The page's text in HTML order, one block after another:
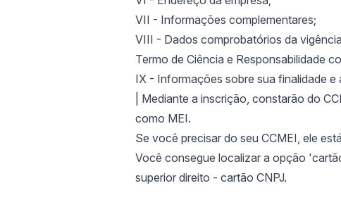
VII - Informações complementares;
VIII - Dados comprobatórios da
Termo de Ciência e Responsabilidade
IX - Informações sobre sua finalidade e
| Mediante a inscrição, constarão do
como MEI.
Se você precisar do seu CCMEI, ele
Você consegue localizar a opção
superior direito - cartão CNPJ.